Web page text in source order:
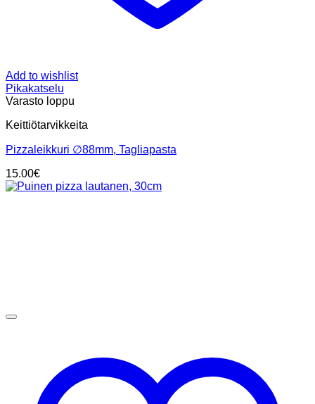
Add to wishlist
Pikakatselu
Varasto loppu
Keittiötarvikkeita
Pizzaleikkuri ∅88mm, Tagliapasta
15.00€